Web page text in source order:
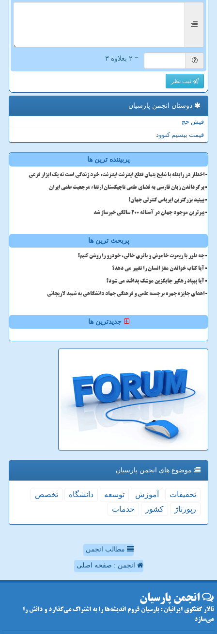
= ۲ بعلاوه ۳
ثبت نظر
دوستان انجمن پارسیان
فیش حج
قیمت بیسیم کنوود
پربیننده ترین ها
اخطار در رابطه با نتایج پنهان قطع اینترنت اینترنت، خود زندگی است نه یک ابزار فرعی
برگرداندن زبان فارسی به فضای علمی تاجیکستان ارتقاء مرجعیت علمی ایران
ببینید بزرگترین ایرباس کنترلی جهان!
پیرترین موجود جهان در آستانه ۲۰۰ سالگی خبرساز شد
پربحث ترین ها
چه طور با ریموت خاموش و باتری خالی، خودرو را روشن کنیم؟
آیا کتاب خواندن مغز انسان را تغییر می دهد؟
آیا پهپاد رهگیر جایگزین موشک پدافند می شود؟
اهدای جایزه چهره برجسته علمی و فرهنگی جهاد دانشگاهی به شهید لاریجانی
جدیدترین ها
موضوع های انجمن پارسیان
تحقیقات آموزش توسعه دانشگاه
تخصص
رپورتاژ
كشور خدمات
مطالب انجمن
انجمن : صفحه اصلی
انجمن پارسیان
تالار گفتگوی ایرانیان : پارسیان فروم اندیشه‌ها را به اشتراک می‌گذارد و دانش را
می‌سازد